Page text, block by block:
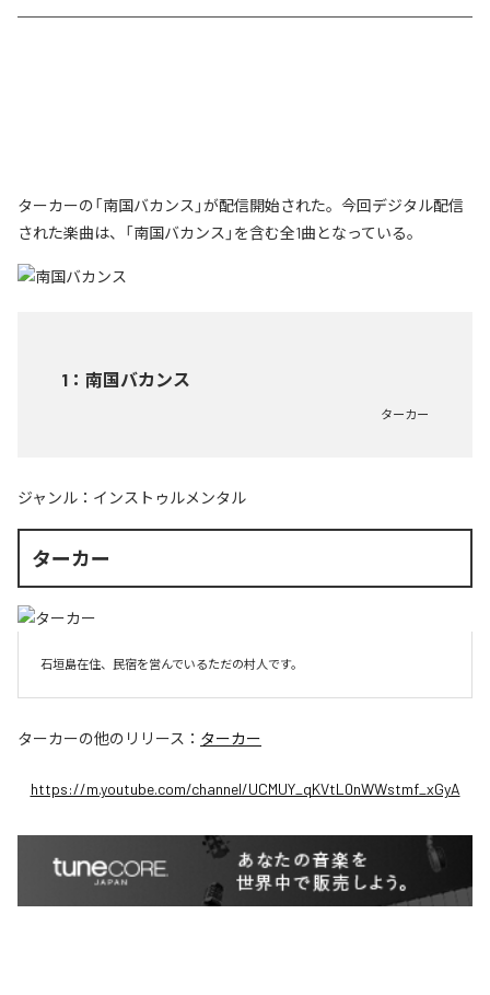
ターカーの「南国バカンス」が配信開始された。今回デジタル配信
された楽曲は、「南国バカンス」を含む全1曲となっている。
1 ： 南国バカンス
ターカー
ジャンル： インストゥルメンタル
ターカー
石垣島在住、民宿を営んでいるただの村人です。
ターカーの他のリリース： ターカー
https://m.youtube.com/channel/UCMUY_qKVtL0nWWstmf_xGyA